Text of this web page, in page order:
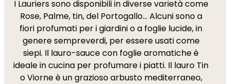
I Lauriers sono disponibili in diverse varietà come
Rose, Palme, tin, del Portogallo... Alcuni sono a
fiori profumati per i giardini o a foglie lucide, in
genere sempreverdi, per essere usati come
siepi. Il lauro-sauce con foglie aromatiche è
ideale in cucina per profumare i piatti. Il lauro Tin
o Viorne è un grazioso arbusto mediterraneo,